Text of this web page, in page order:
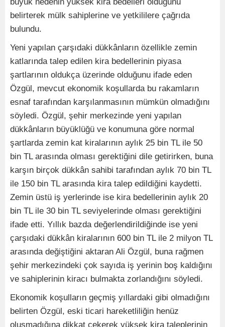
büyük nedenin yüksek kira bedelleri olduğunu
belirterek mülk sahiplerine ve yetkililere çağrıda
bulundu.
Yeni yapılan çarşıdaki dükkânların özellikle zemin
katlarında talep edilen kira bedellerinin piyasa
şartlarının oldukça üzerinde olduğunu ifade eden
Özgül, mevcut ekonomik koşullarda bu rakamların
esnaf tarafından karşılanmasının mümkün olmadığını
söyledi. Özgül, şehir merkezinde yeni yapılan
dükkânların büyüklüğü ve konumuna göre normal
şartlarda zemin kat kiralarının aylık 25 bin TL ile 50
bin TL arasında olması gerektiğini dile getirirken, buna
karşın birçok dükkân sahibi tarafından aylık 70 bin TL
ile 150 bin TL arasında kira talep edildiğini kaydetti.
Zemin üstü iş yerlerinde ise kira bedellerinin aylık 20
bin TL ile 30 bin TL seviyelerinde olması gerektiğini
ifade etti. Yıllık bazda değerlendirildiğinde ise yeni
çarşıdaki dükkân kiralarının 600 bin TL ile 2 milyon TL
arasında değiştiğini aktaran Ali Özgül, buna rağmen
şehir merkezindeki çok sayıda iş yerinin boş kaldığını
ve sahiplerinin kiracı bulmakta zorlandığını söyledi.
Ekonomik koşulların geçmiş yıllardaki gibi olmadığını
belirten Özgül, eski ticari hareketliliğin henüz
oluşmadığına dikkat çekerek yüksek kira taleplerinin